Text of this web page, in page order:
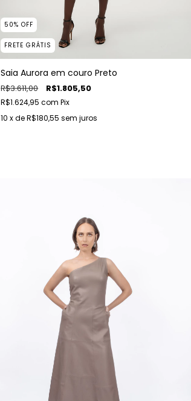
50%OFF
FRETE GRÁTIS
Saia Aurora em couro Preto
R$3.611,00 R$1.805,50
R$1.624,95com Pix
10 x deR$180,55 sem juros